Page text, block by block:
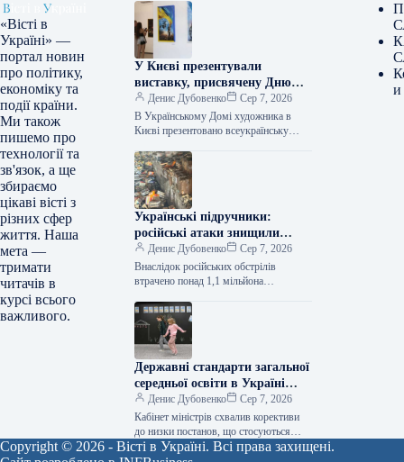
«Вісті в
Україні» —
портал новин
про політику,
економіку та
події країни.
Ми також
пишемо про
технології та
зв'язок, а ще
збираємо
цікаві вісті з
різних сфер
життя. Наша
мета —
тримати
читачів в
курсі всього
важливого.
У Києві презентували
виставку, присвячену Дню
Незалежності України
Денис Дубовенко
Сер 7, 2026
В Українському Домі художника в
Києві презентовано всеукраїнську
творів, приурочену до Дня
Незалежності України. За
інформацією…
Українські підручники:
російські атаки знищили
більше як 1,1 мільйона книг
Денис Дубовенко
Сер 7, 2026
Внаслідок російських обстрілів
втрачено понад 1,1 мільйона
у соцмережі Facebook поінформував
міністр освіти і науки Андрій Бутенко,
повідомляє Укрінформ.…
Державні стандарти загальної
середньої освіти в Україні
були оновлені: які зміни
чекають на навчальні заклади
Денис Дубовенко
Сер 7, 2026
Кабінет міністрів схвалив корективи
до низки постанов, що стосуються
державних стандартів загальної
и
Copyright © 2026 - Вісті в Україні. Всі права захищені.